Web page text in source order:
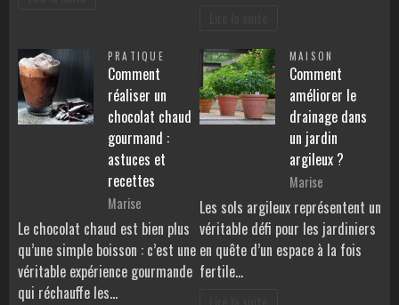
PRATIQUE
Comment
réaliser un
chocolat chaud
gourmand :
astuces et
recettes
Marise
Le chocolat chaud est bien plus
qu’une simple boisson : c’est une
véritable expérience gourmande
qui réchauffe les…
MAISON
Comment
améliorer le
drainage dans
un jardin
argileux ?
Marise
Les sols argileux représentent un
véritable défi pour les jardiniers
en quête d’un espace à la fois
fertile…